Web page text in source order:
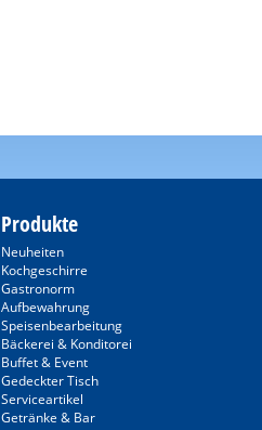
Produkte
Neuheiten
Kochgeschirre
Gastronorm
Aufbewahrung
Speisenbearbeitung
Bäckerei & Konditorei
Buffet & Event
Gedeckter Tisch
Serviceartikel
Getränke & Bar